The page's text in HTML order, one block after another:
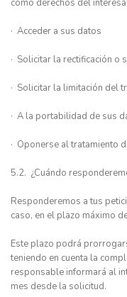
· Acceder a sus datos
· Solicitar la rectificación o
· Solicitar la limitación del
· A la portabilidad de sus
· Oponerse al tratamiento
5.2. ¿Cuándo
Responderemos a tus
caso, en el plazo máximo
Este plazo podrá
teniendo en cuenta la
responsable informará al
mes desde la solicitud.